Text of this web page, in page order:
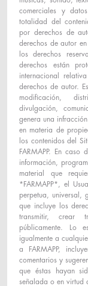
comerciales y
totalidad del
por derechos de
derechos de autor
los derechos
derechos están
internacional
derechos de autor.
modificación,
divulgación,
genera una
en materia de
los contenidos del
FARMAPP. En caso
información,
material que
*FARMAPP*, el
perpetua, universal,
que incluye los
transmitir, crear
públicamente. Lo
igualmente a
a FARMAPP,
comentarios y
que éstas hayan
señalada o en virtud